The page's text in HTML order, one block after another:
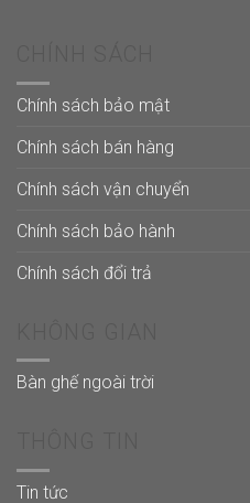
Chính sách bảo mật
Chính sách bán hàng
Chính sách vận chuyển
Chính sách bảo hành
Chính sách đổi trả
Bàn ghế ngoài trời
Tin tức